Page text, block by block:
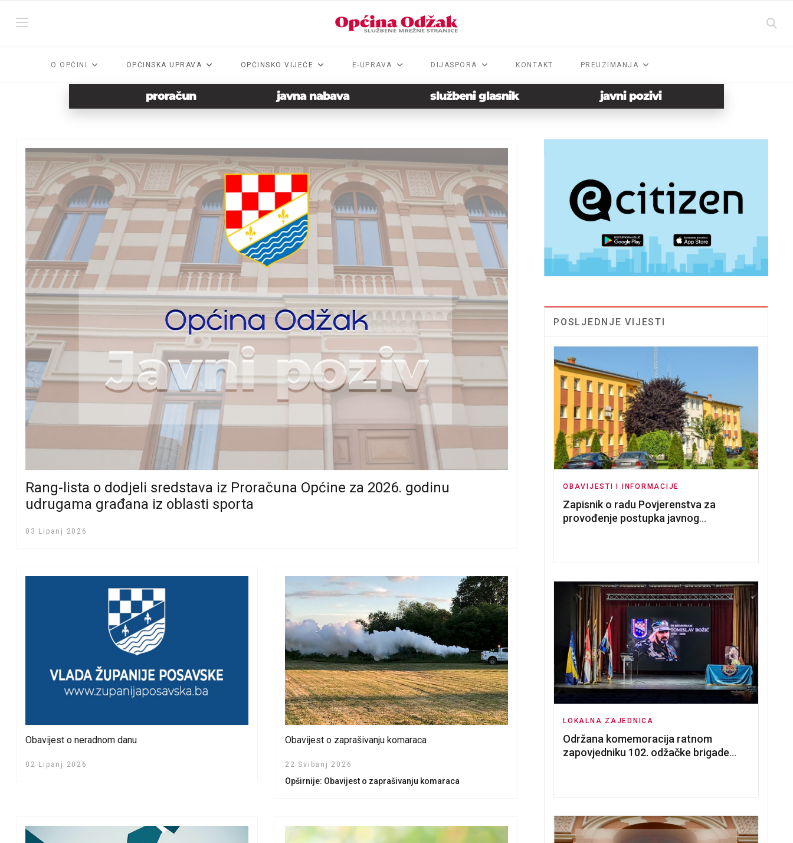
O OPĆINI OPĆINSKA UPRAVA OPĆINSKO VIJEĆE E-UPRAVA DIJASPORA KONTAKT PREUZIMANJA
proračun javna nabava službeni glasnik javni pozivi
Rang-lista o dodjeli sredstava iz Proračuna Općine za 2026. godinu
udrugama građana iz oblasti sporta
03 Lipanj 2026
Obavijest o neradnom danu
02 Lipanj 2026
Obavijest o zaprašivanju komaraca
22 Svibanj 2026
Opširnije: Obavijest o zaprašivanju komaraca
POSLJEDNJE VIJESTI
OBAVIJESTI I INFORMACIJE
Zapisnik o radu Povjerenstva za
provođenje postupka javnog
LOKALNA ZAJEDNICA
Održana komemoracija ratnom
zapovjedniku 102. odžačke brigade